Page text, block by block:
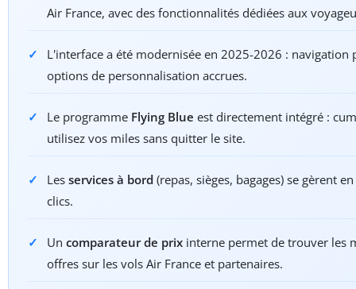
Air France, avec des fonctionnalités dédiées aux
L'interface a été modernisée en 2025-2026 : navigation
options de personnalisation accrues.
Le programme Flying Blue est directement intégré :
utilisez vos miles sans quitter le site.
Les services à bord (repas, sièges, bagages) se gèrent
clics.
Un comparateur de prix interne permet de trouver les
offres sur les vols Air France et partenaires.